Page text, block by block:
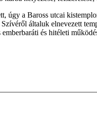
a Baross utcai
általuk elnevezett
és hitéleti